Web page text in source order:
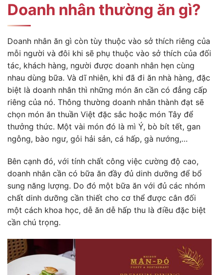
Doanh nhân thường ăn gì?
Doanh nhân ăn gì còn tùy thuộc vào sở thích riêng của
mỗi người và đôi khi sẽ phụ thuộc vào sở thích của đối
tác, khách hàng, người được doanh nhân hẹn cùng
nhau dùng bữa. Và dĩ nhiên, khi đã đi ăn nhà hàng, đặc
biệt là doanh nhân thì những món ăn cần có đẳng cấp
riêng của nó. Thông thường doanh nhân thành đạt sẽ
chọn món ăn thuần Việt đặc sắc hoặc món Tây để
thưởng thức. Một vài món đó là mì Ý, bò bít tết, gan
ngỗng, bào ngư, gỏi hải sản, cá hấp, gà nướng,…
Bên cạnh đó, với tính chất công việc cường độ cao,
doanh nhân cần có bữa ăn đầy đủ dinh dưỡng để bổ
sung năng lượng. Do đó một bữa ăn với đủ các nhóm
chất dinh dưỡng cần thiết cho cơ thể được cân đối
một cách khoa học, dễ ăn dễ hấp thu là điều đặc biệt
cần chú trọng.